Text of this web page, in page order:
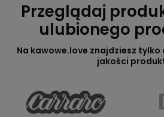
Przeglądaj
ulubionego
Na kawowe.love znajdziesz
jakości